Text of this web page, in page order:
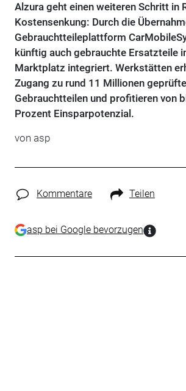
Alzura geht einen weiteren Schritt in
Kostensenkung: Durch die
Gebrauchtteileplattform
künftig auch gebrauchte Ersatzteile
Marktplatz integriert. Werkstätten
Zugang zu rund 11 Millionen
Gebrauchtteilen und profitieren von
Prozent Einsparpotenzial.
von asp
Kommentare Teilen
asp bei Google bevorzugen